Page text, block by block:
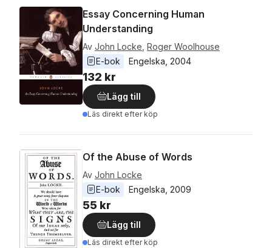
Essay Concerning Human
Understanding
Av John Locke Roger Woolhouse
E-bok
Engelska 2004
132 kr
Lägg till
Läs direkt efter köp
Of the Abuse of Words
Av John Locke
E-bok
Engelska 2009
55 kr
Lägg till
Läs direkt efter köp